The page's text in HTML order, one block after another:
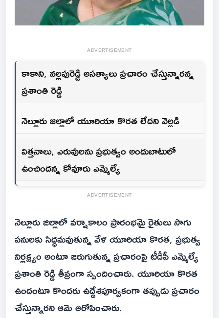
ADVERTISEMENT
కాకాని, నల్లపురెడ్డి అసత్యాలు ప్రచారం చేస్తున్నారన్న
ప్రశాంతి రెడ్డి
నెల్లూరు జిల్లాలో యూరియా కొరత లేదని వెల్లడి
విత్తనాలు, ఎరువులను ప్రభుత్వం అందుబాటులో
ఉంచిందన్న కోవూరు ఎమ్మెల్యే
ADVERTISEMENT
నెల్లూరు జిల్లాలో వర్షాకాలం ప్రారంభమై రైతులు సాగు
పనులకు సిద్ధమవుతున్న వేళ యూరియా కొరత, ప్రభుత్వ
నిర్లక్ష్యం అంటూ జరుగుతున్న ప్రచారంపై టీడీపీ ఎమ్మెల్యే
ప్రశాంతి రెడ్డి తీవ్రంగా స్పందించారు. యూరియా కొరత
ఉందంటూ కొందరు ఉద్దేశపూర్వకంగా తప్పుడు ప్రచారం
చేస్తున్నారని ఆమె ఆరోపించారు.